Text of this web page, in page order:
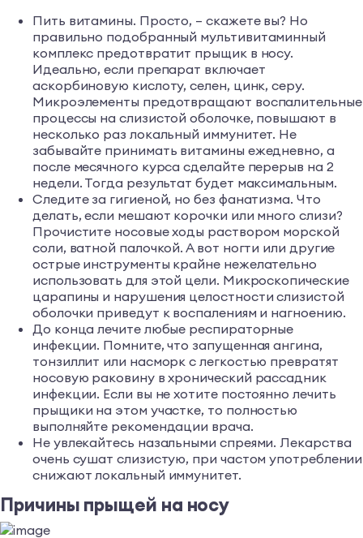
Пить витамины. Просто, – скажете вы? Но
правильно подобранный мультивитаминный
комплекс предотвратит прыщик в носу.
Идеально, если препарат включает
аскорбиновую кислоту, селен, цинк, серу.
Микроэлементы предотвращают воспалительные
процессы на слизистой оболочке, повышают в
несколько раз локальный иммунитет. Не
забывайте принимать витамины ежедневно, а
после месячного курса сделайте перерыв на 2
недели. Тогда результат будет максимальным.
Следите за гигиеной, но без фанатизма. Что
делать, если мешают корочки или много слизи?
Прочистите носовые ходы раствором морской
соли, ватной палочкой. А вот ногти или другие
острые инструменты крайне нежелательно
использовать для этой цели. Микроскопические
царапины и нарушения целостности слизистой
оболочки приведут к воспалениям и нагноению.
До конца лечите любые респираторные
инфекции. Помните, что запущенная ангина,
тонзиллит или насморк с легкостью превратят
носовую раковину в хронический рассадник
инфекции. Если вы не хотите постоянно лечить
прыщики на этом участке, то полностью
выполняйте рекомендации врача.
Не увлекайтесь назальными спреями. Лекарства
очень сушат слизистую, при частом употреблении
снижают локальный иммунитет.
Причины прыщей на носу